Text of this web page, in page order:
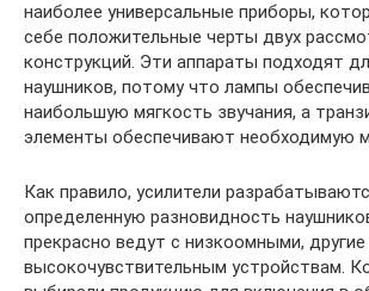
наиболее универсальные приборы,
себе положительные черты двух
конструкций. Эти аппараты подходят
наушников, потому что лампы
наибольшую мягкость звучания, а
элементы обеспечивают необходимую
Как правило, усилители
определенную разновидность
прекрасно ведут с низкоомными,
высокочувствительным устройствам.